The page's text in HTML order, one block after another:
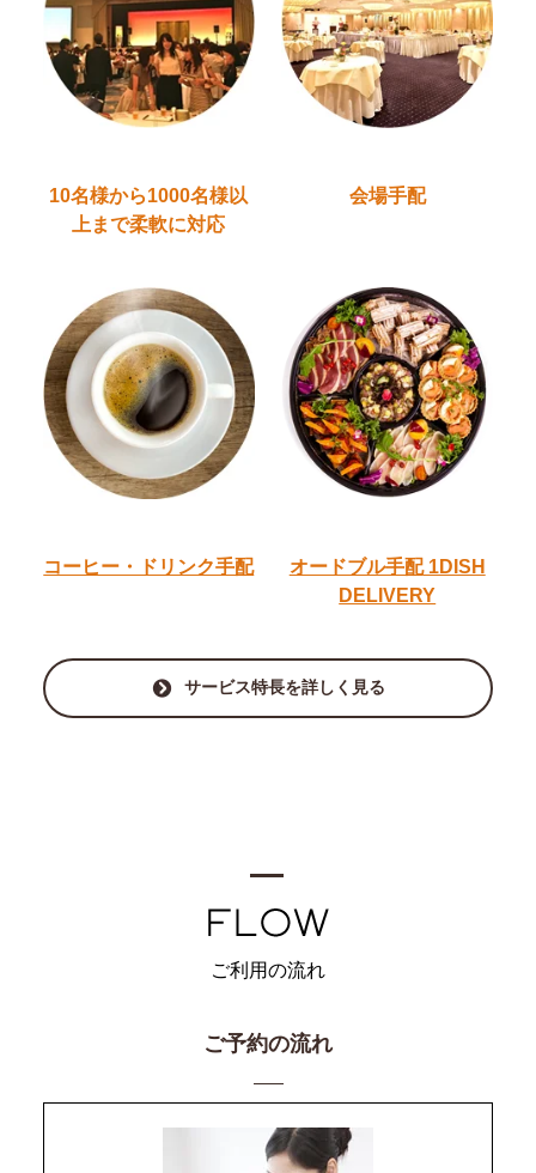
10名様から1000名様以
上 まで柔軟に対応
会場手配
コーヒー・ドリンク手配 オードブル手配1DISH
DELIVERY
サービス特長を詳しく見る
ご利用の流れ
ご予約の流れ